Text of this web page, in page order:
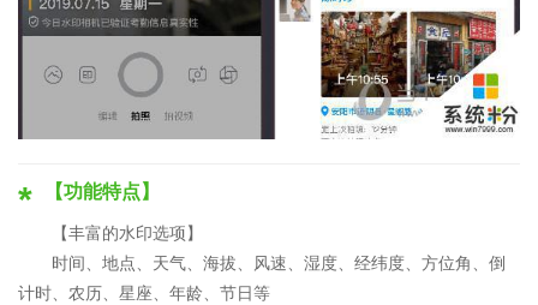
【功能特点】
【丰富的水印选项】
时间、地点、天气、海拔、风速、湿度、经纬度、方位角、倒
计时、农历、星座、年龄、节日等